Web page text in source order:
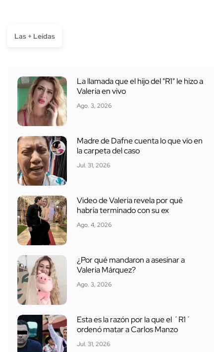
Las + Leídas
La llamada que el hijo del "R1" le hizo a
Valeria en vivo
Ago. 3, 2026
Madre de Dafne cuenta lo que vio en
la carpeta del caso
Jul. 31, 2026
Video de Valeria revela por qué
habría terminado con su ex
Ago. 4, 2026
¿Por qué mandaron a asesinar a
Valeria Márquez?
Ago. 3, 2026
Esta es la razón por la que el ´R1´
ordenó matar a Carlos Manzo
Jul. 31, 2026